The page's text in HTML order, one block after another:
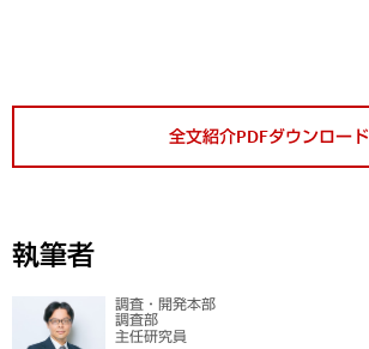
全文紹介PDFダウンロード
執筆者
調査・開発本部
調査部
主任研究員